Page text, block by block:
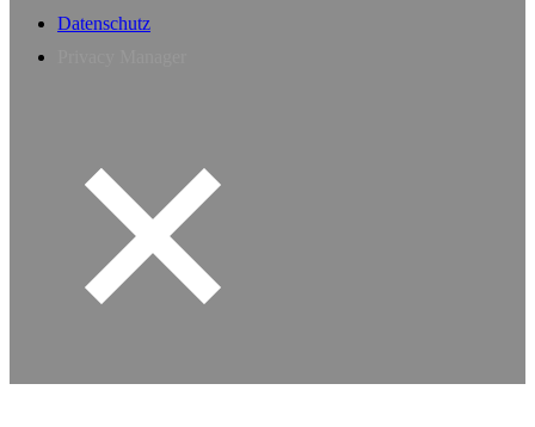
Datenschutz